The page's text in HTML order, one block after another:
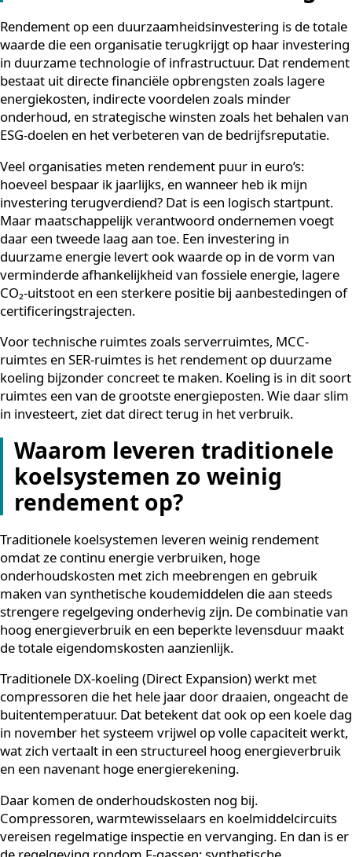
Wat is rendement op een
duurzaamheidsinvestering?
Rendement op een duurzaamheidsinvestering is de
waarde die een organisatie terugkrijgt op haar
in duurzame technologie of infrastructuur. Dat
energiekosten, indirecte voordelen zoals minder
onderhoud, en strategische winsten zoals het behalen
ESG-doelen en het verbeteren van de
Veel organisaties meten rendement puur in euro’s:
hoeveel bespaar ik jaarlijks, en wanneer heb ik mijn
investering terugverdiend? Dat is een logisch
Maar maatschappelijk verantwoord ondernemen
daar een tweede laag aan toe. Een investering in
duurzame energie levert ook waarde op in de vorm
verminderde afhankelijkheid van fossiele energie,
CO₂-uitstoot en een sterkere positie bij
certificeringstrajecten.
Voor technische ruimtes zoals serverruimtes, MCC-
ruimtes en SER-ruimtes is het rendement op
koeling bijzonder concreet te maken. Koeling is in dit
ruimtes een van de grootste energieposten. Wie daar
in investeert, ziet dat direct terug in het verbruik.
Waarom leveren
koelsystemen zo weinig
rendement op?
Traditionele koelsystemen leveren weinig rendement
onderhoudskosten met zich meebrengen en gebruik
maken van synthetische koudemiddelen die aan
strengere regelgeving onderhevig zijn. De combinatie
hoog energieverbruik en een beperkte levensduur
de totale eigendomskosten aanzienlijk.
Traditionele DX-koeling (Direct Expansion) werkt met
compressoren die het hele jaar door draaien,
buitentemperatuur. Dat betekent dat ook op een